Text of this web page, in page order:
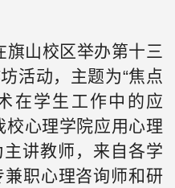
山校区举办第十三
活动，主题为“焦点
在学生工作中的应
校心理学院应用心理
讲教师，来自各学
职心理咨询师和研